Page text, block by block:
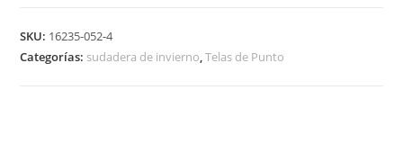
SKU: 16235-052-4
Categorías: sudadera de invierno,Telas de Punto